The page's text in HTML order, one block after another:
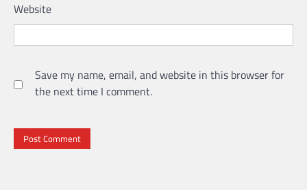
Website
Save my name, email, and website in this browser for
the next time I comment.